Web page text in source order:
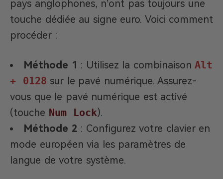
pays anglophones, n’ont pas toujours une
touche dédiée au signe euro. Voici comment
procéder :
Méthode 1 : Utilisez la combinaison Alt
+ 0128 sur le pavé numérique. Assurez-
vous que le pavé numérique est activé
(touche Num Lock).
Méthode 2 : Configurez votre clavier en
mode européen via les paramètres de
langue de votre système.